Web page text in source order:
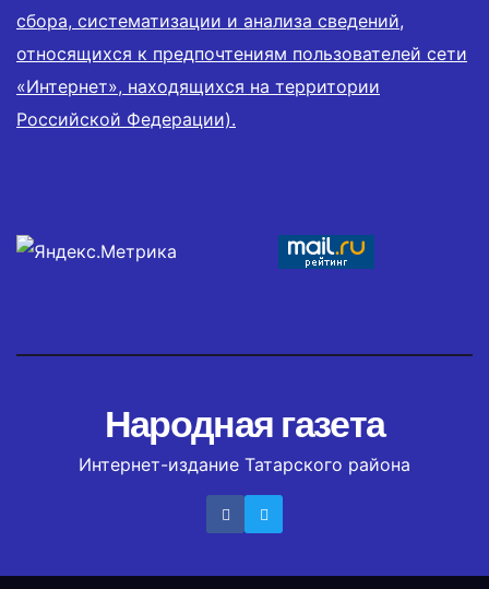
сбора, систематизации и анализа сведений,
относящихся к предпочтениям пользователей сети
«Интернет», находящихся на территории
Российской Федерации).
Народная газета
Интернет-издание Татарского района